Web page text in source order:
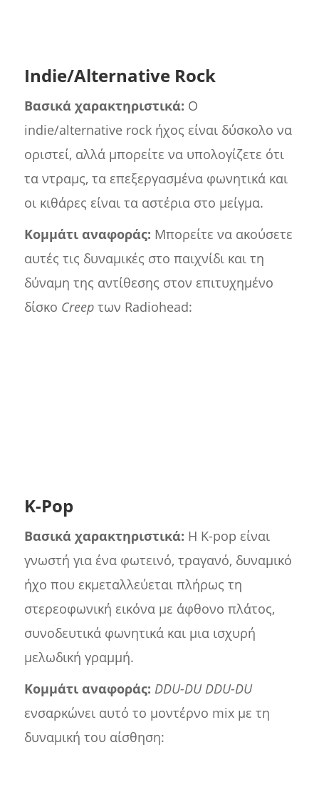
Indie/Alternative Rock
Βασικά χαρακτηριστικά: Ο
indie/alternative rock ήχος είναι δύσκολο να
οριστεί, αλλά μπορείτε να υπολογίζετε ότι
τα ντραμς, τα επεξεργασμένα φωνητικά και
οι κιθάρες είναι τα αστέρια στο μείγμα.
Κομμάτι αναφοράς: Μπορείτε να ακούσετε
αυτές τις δυναμικές στο παιχνίδι και τη
δύναμη της αντίθεσης στον επιτυχημένο
δίσκο Creepτων Radiohead:
K-Pop
Βασικά χαρακτηριστικά: Η K-pop είναι
γνωστή για ένα φωτεινό, τραγανό, δυναμικό
ήχο που εκμεταλλεύεται πλήρως τη
στερεοφωνική εικόνα με άφθονο πλάτος,
συνοδευτικά φωνητικά και μια ισχυρή
μελωδική γραμμή.
Κομμάτι αναφοράς: DDU-DU DDU-DU
ενσαρκώνει αυτό το μοντέρνο mix με τη
δυναμική του αίσθηση: